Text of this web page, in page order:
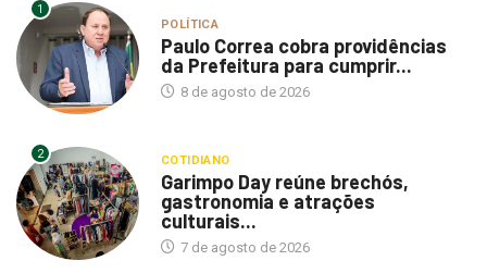
1
POLÍTICA
Paulo Correa cobra providências
da Prefeitura para cumprir...
8 de agosto de 2026
2 COTIDIANO
Garimpo Day reúne brechós,
gastronomia e atrações
culturais...
7 de agosto de 2026